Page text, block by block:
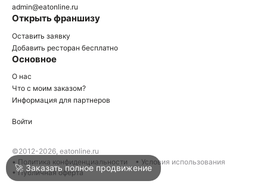
Войти
Написать в техподдержку
admin@eatonline.ru
Открыть франшизу
Оставить заявку
Добавить ресторан бесплатно
Основное
О нас
Что с моим заказом?
Информация для партнеров
Войти
©2012-2026, eatonline.ru
• Политика конфиденциальности
• Условия использования
• Публичная оферта
🚀 Заказать полное продвижение